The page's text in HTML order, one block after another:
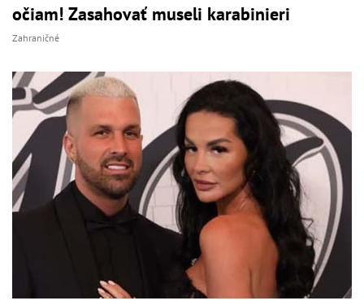
očiam! Zasahovať museli karabinieri
Zahraničné